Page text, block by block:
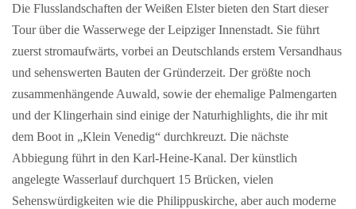
Events
Die Flusslandschaften der Weißen Elster bieten den Start dieser
Tour über die Wasserwege der Leipziger Innenstadt. Sie führt
zuerst stromaufwärts, vorbei an Deutschlands erstem Versandhaus
und sehenswerten Bauten der Gründerzeit. Der größte noch
zusammenhängende Auwald, sowie der ehemalige Palmengarten
und der Klingerhain sind einige der Naturhighlights, die ihr mit
dem Boot in „Klein Venedig“ durchkreuzt. Die nächste
Abbiegung führt in den Karl-Heine-Kanal. Der künstlich
angelegte Wasserlauf durchquert 15 Brücken, vielen
Sehenswürdigkeiten wie die Philippuskirche, aber auch moderne